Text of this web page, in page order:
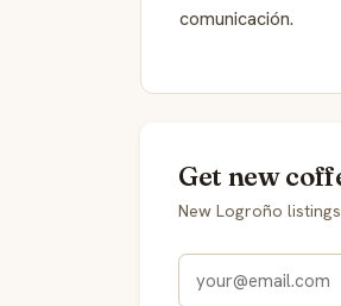
comunicación.
Get new
New Logroño